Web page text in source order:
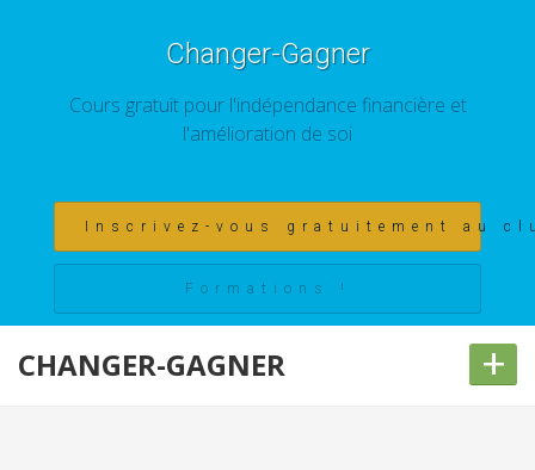
Changer-Gagner
Cours gratuit pour l'indépendance financière et
l'amélioration de soi
Inscrivez-vous gratuitement au
Formations !
CHANGER-GAGNER +